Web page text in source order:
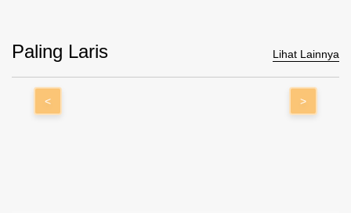
Paling Laris Lihat Lainnya
< >